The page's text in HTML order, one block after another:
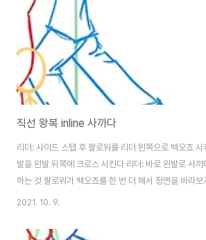
직선 왕복 inline 사까다
리더: 사이드 스탭 후 팔로워를 리더 왼쪽으로 백오쵸
발을 왼발 뒤쪽에 크로스 시킨다 리더: 바로 왼발로 사까
하는 것 팔로워가 백오쵸를 한 번 더 해서 정면을 바라보
는 오른발로 무게를 옮기고 정면으로 걸음을 진행하며
같아 무릎을 굽혀서 사까다를 진행하려 할 수 있다. 거
2021. 10. 9.